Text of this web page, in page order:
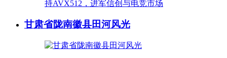
甘肃省陇南徽县田河风光